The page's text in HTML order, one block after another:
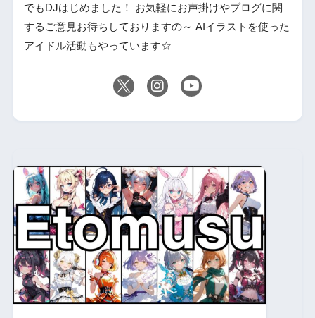
でもDJはじめました！ お気軽にお声掛けやブログに関
するご意見お待ちしておりますの～ AIイラストを使った
アイドル活動もやっています☆